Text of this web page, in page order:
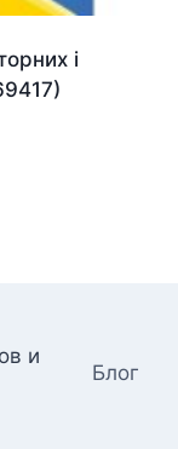
і
и
Блог